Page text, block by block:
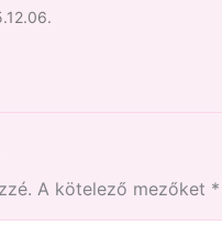
A kötelező mezőket *